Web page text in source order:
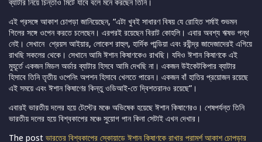
এই প্রসঙ্গে আকাশ চোপড়া জানিয়েছেন, “এটা খুবই সাধারণ বিষয় যে রোহিত শর্মাই শুভমন
গিলের সঙ্গে ওপেন করতে চলেছেন। এরপরই রয়েছেন বিরাট কোহলি। এবার অবশ্য ঋষভ পন্থ
নেই। সেখানে শ্রেয়স আইয়ার, লোকেশ রাহুল, হার্দিক পান্ডিয়া এবং রবীন্দ্র জাদেজাদেরই এগিয়ে
রাখছি সকলের থেকে। সেখানে আমি ঈশান কিষাণকেও রাখছি। যদিও ঈশান কিষাণকে এই
মুহূর্তে একজন মিডল অর্ডার ব্যাটার হিসবে আমি দেখছি না। একজন উইকেটকিপার ব্যাটার
হিসাবে তিনি তৃতীয় ওপেনিং অপশন হিসাবে খেলতে পারেন। একজন বাঁ হাতির প্রয়োজন রয়েছে
এই সময়ে এবং ঈশান কিষাণের কিন্তু ওডিআই-তে দ্বিশতরানও রয়েছে”।
এবারই ভারতীয় দলের হয়ে টেস্টের মঞ্চে অভিষেক হয়েছে ঈশান কিষাণেরও। শেষপর্যন্ত তিনি
ভারতীয় দলের হয়ে বিশ্বকাপের মঞ্চে সুয়োগ পান কিনা সেটাই এখন দেখার।
The post ভারতের বিশ্বকাপের স্কোয়াডে ঈশান কিষাণকে রাখার পরামর্শ আকাশ চোপড়ার